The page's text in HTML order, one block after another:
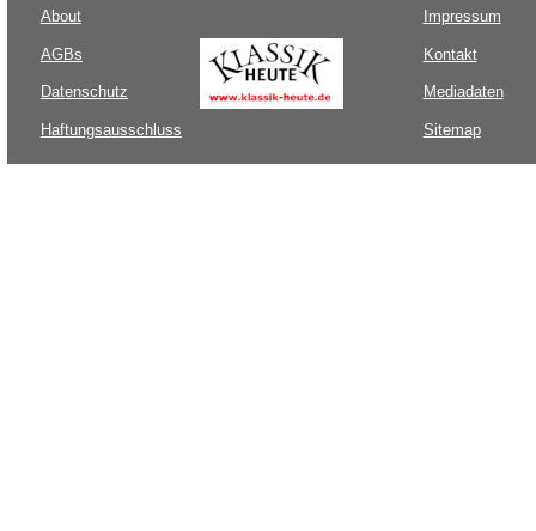
About
AGBs
Datenschutz
Haftungsausschluss
Impressum
Kontakt
Mediadaten
Sitemap